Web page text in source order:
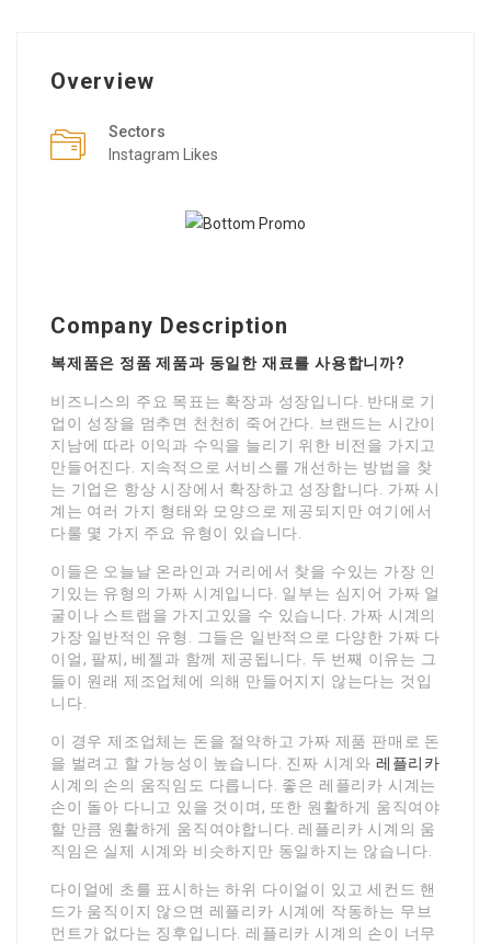
Overview
Sectors
Instagram Likes
Company Description
복제품은 정품 제품과 동일한 재료를 사용합니까?
비즈니스의 주요 목표는 확장과 성장입니다. 반대로 기
업이 성장을 멈추면 천천히 죽어간다. 브랜드는 시간이
지남에 따라 이익과 수익을 늘리기 위한 비전을 가지고
만들어진다. 지속적으로 서비스를 개선하는 방법을 찾
는 기업은 항상 시장에서 확장하고 성장합니다. 가짜 시
계는 여러 가지 형태와 모양으로 제공되지만 여기에서
다룰 몇 가지 주요 유형이 있습니다.
이들은 오늘날 온라인과 거리에서 찾을 수있는 가장 인
기있는 유형의 가짜 시계입니다. 일부는 심지어 가짜 얼
굴이나 스트랩을 가지고있을 수 있습니다. 가짜 시계의
가장 일반적인 유형. 그들은 일반적으로 다양한 가짜 다
이얼, 팔찌, 베젤과 함께 제공됩니다. 두 번째 이유는 그
들이 원래 제조업체에 의해 만들어지지 않는다는 것입
니다.
이 경우 제조업체는 돈을 절약하고 가짜 제품 판매로 돈
을 벌려고 할 가능성이 높습니다. 진짜 시계와 레플리카
시계의 손의 움직임도 다릅니다. 좋은 레플리카 시계는
손이 돌아 다니고 있을 것이며, 또한 원활하게 움직여야
할 만큼 원활하게 움직여야합니다. 레플리카 시계의 움
직임은 실제 시계와 비슷하지만 동일하지는 않습니다.
다이얼에 초를 표시하는 하위 다이얼이 있고 세컨드 핸
드가 움직이지 않으면 레플리카 시계에 작동하는 무브
먼트가 없다는 징후입니다. 레플리카 시계의 손이 너무